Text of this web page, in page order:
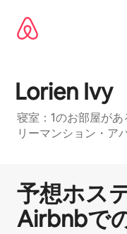
Lorien Ivy
寝室：1のお部屋が
リーマンション・ア
予想ホス
Airbnbで